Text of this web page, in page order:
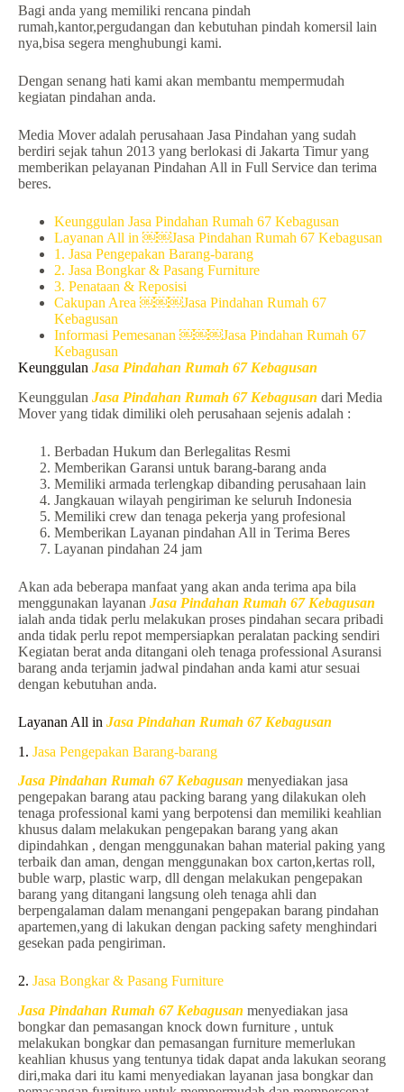
Bagi anda yang memiliki rencana pindah
rumah,kantor,pergudangan dan kebutuhan pindah komersil lain
nya,bisa segera menghubungi kami.
Dengan senang hati kami akan membantu mempermudah
kegiatan pindahan anda.
Media Mover adalah perusahaan Jasa Pindahan yang sudah
berdiri sejak tahun 2013 yang berlokasi di Jakarta Timur yang
memberikan pelayanan Pindahan All in Full Service dan terima
beres.
Keunggulan Jasa Pindahan Rumah 67 Kebagusan
Layanan All in ￼￼Jasa Pindahan Rumah 67 Kebagusan
1. Jasa Pengepakan Barang-barang
2. Jasa Bongkar & Pasang Furniture
3. Penataan & Reposisi
Cakupan Area ￼￼￼Jasa Pindahan Rumah 67
Kebagusan
Informasi Pemesanan ￼￼￼Jasa Pindahan Rumah 67
Kebagusan
Keunggulan Jasa Pindahan Rumah 67 Kebagusan
Keunggulan Jasa Pindahan Rumah 67 Kebagusan dari Media
Mover yang tidak dimiliki oleh perusahaan sejenis adalah :
Berbadan Hukum dan Berlegalitas Resmi
Memberikan Garansi untuk barang-barang anda
Memiliki armada terlengkap dibanding perusahaan lain
Jangkauan wilayah pengiriman ke seluruh Indonesia
Memiliki crew dan tenaga pekerja yang profesional
Memberikan Layanan pindahan All in Terima Beres
Layanan pindahan 24 jam
Akan ada beberapa manfaat yang akan anda terima apa bila
menggunakan layanan Jasa Pindahan Rumah 67 Kebagusan
ialah anda tidak perlu melakukan proses pindahan secara pribadi
anda tidak perlu repot mempersiapkan peralatan packing sendiri
Kegiatan berat anda ditangani oleh tenaga professional Asuransi
barang anda terjamin jadwal pindahan anda kami atur sesuai
dengan kebutuhan anda.
Layanan All in Jasa Pindahan Rumah 67 Kebagusan
1. Jasa Pengepakan Barang-barang
Jasa Pindahan Rumah 67 Kebagusan menyediakan jasa
pengepakan barang atau packing barang yang dilakukan oleh
tenaga professional kami yang berpotensi dan memiliki keahlian
khusus dalam melakukan pengepakan barang yang akan
dipindahkan , dengan menggunakan bahan material paking yang
terbaik dan aman, dengan menggunakan box carton,kertas roll,
buble warp, plastic warp, dll dengan melakukan pengepakan
barang yang ditangani langsung oleh tenaga ahli dan
berpengalaman dalam menangani pengepakan barang pindahan
apartemen,yang di lakukan dengan packing safety menghindari
gesekan pada pengiriman.
2. Jasa Bongkar & Pasang Furniture
Jasa Pindahan Rumah 67 Kebagusan menyediakan jasa
bongkar dan pemasangan knock down furniture , untuk
melakukan bongkar dan pemasangan furniture memerlukan
keahlian khusus yang tentunya tidak dapat anda lakukan seorang
diri,maka dari itu kami menyediakan layanan jasa bongkar dan